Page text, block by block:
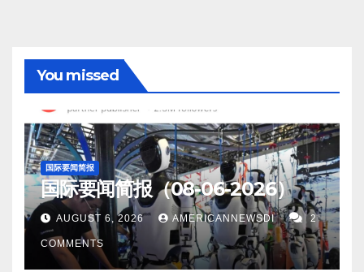
You missed
国际要闻简报
国际要闻简报（08-06-2026）
AUGUST 6, 2026 AMERICANNEWSDI 2
COMMENTS